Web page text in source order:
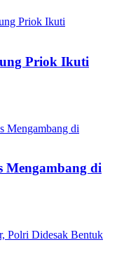
Priok Ikuti
Mengambang di